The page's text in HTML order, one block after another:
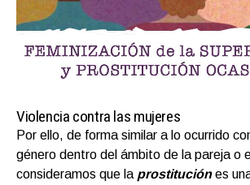
Violencia contra las mujeres
Por ello, de forma similar a lo ocurrido
género dentro del ámbito de la pareja o
consideramos que la prostituciónes